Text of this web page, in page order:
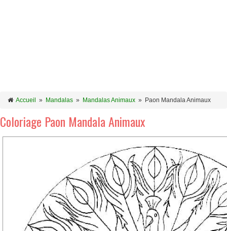
Accueil » Mandalas » Mandalas Animaux » Paon Mandala Animaux
Coloriage Paon Mandala Animaux